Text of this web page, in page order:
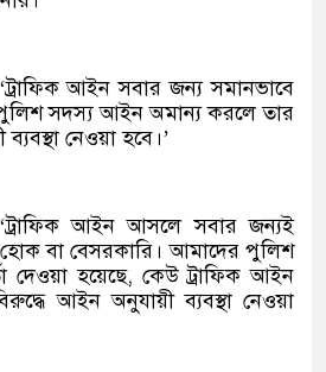
আইন সবার জন্য সমানভাবে
সদস্য আইন অমান্য করলে তার
নেওয়া হবে।’
আইন আসলে সবার জন্যই
বা বেসরকারি। আমাদের পুলিশ
দেওয়া হয়েছে, কেউ ট্রাফিক আইন
আইন অনুযায়ী ব্যবস্থা নেওয়া